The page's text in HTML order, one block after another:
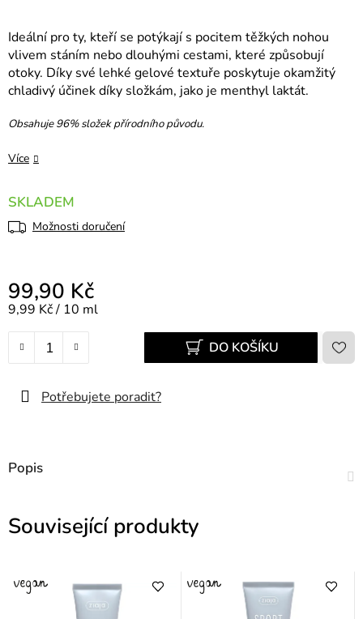
Ideální pro ty, kteří se potýkají s pocitem těžkých nohou
vlivem stáním nebo dlouhými cestami, které způsobují
otoky. Díky své lehké gelové textuře poskytuje okamžitý
chladivý účinek díky složkám, jako je menthyl laktát.
Obsahuje 96% složek přírodního původu.
Více
SKLADEM
Možnosti doručení
99,90 Kč
Měrná cena:
9,99 Kč / 10 ml
DO KOŠÍKU
Potřebujete poradit?
Popis
Související produkty